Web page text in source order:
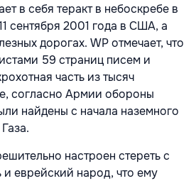
в себя теракт в небоскребе в
сентября 2001 года в США, а
дорогах. WP отмечает, что
59 страниц писем и
часть из тысяч
согласно Армии обороны
найдены с начала наземного
настроен стереть с
еврейский народ, что ему